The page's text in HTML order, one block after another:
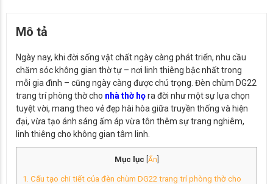
Mô tả
Ngày nay, khi đời sống vật chất ngày càng phát triển, nhu cầu
chăm sóc không gian thờ tự – nơi linh thiêng bậc nhất trong
mỗi gia đình – cũng ngày càng được chú trọng. Đèn chùm DG22
trang trí phòng thờ cho nhà thờ họra đời như một sự lựa chọn
tuyệt vời, mang theo vẻ đẹp hài hòa giữa truyền thống và hiện
đại, vừa tạo ánh sáng ấm áp vừa tôn thêm sự trang nghiêm,
linh thiêng cho không gian tâm linh.
Mục lục Ẩn
1. Cấu tạo chi tiết của đèn chùm DG22 trang trí phòng thờ cho